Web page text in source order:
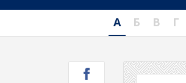
А Б В Г